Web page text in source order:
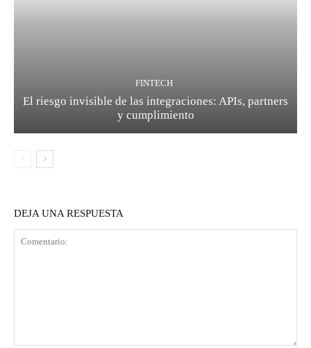
FINTECH
El riesgo invisible de las integraciones: APIs, partners
y cumplimiento
DEJA UNA RESPUESTA